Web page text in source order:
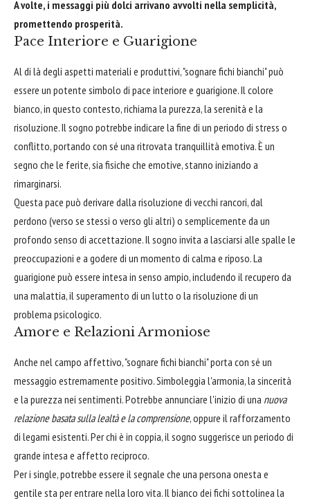
A volte, i messaggi più dolci arrivano avvolti nella semplicità,
promettendo prosperità.
Pace Interiore e Guarigione
Al di là degli aspetti materiali e produttivi, "sognare fichi bianchi" può
essere un potente simbolo di pace interiore e guarigione. Il colore
bianco, in questo contesto, richiama la purezza, la serenità e la
risoluzione. Il sogno potrebbe indicare la fine di un periodo di stress o
conflitto, portando con sé una ritrovata tranquillità emotiva. È un
segno che le ferite, sia fisiche che emotive, stanno iniziando a
rimarginarsi.
Questa pace può derivare dalla risoluzione di vecchi rancori, dal
perdono (verso se stessi o verso gli altri) o semplicemente da un
profondo senso di accettazione. Il sogno invita a lasciarsi alle spalle le
preoccupazioni e a godere di un momento di calma e riposo. La
guarigione può essere intesa in senso ampio, includendo il recupero da
una malattia, il superamento di un lutto o la risoluzione di un
problema psicologico.
Amore e Relazioni Armoniose
Anche nel campo affettivo, "sognare fichi bianchi" porta con sé un
messaggio estremamente positivo. Simboleggia l'armonia, la sincerità
e la purezza nei sentimenti. Potrebbe annunciare l'inizio di una nuova
relazione basata sulla lealtà e la comprensione, oppure il rafforzamento
di legami esistenti. Per chi è in coppia, il sogno suggerisce un periodo di
grande intesa e affetto reciproco.
Per i single, potrebbe essere il segnale che una persona onesta e
gentile sta per entrare nella loro vita. Il bianco dei fichi sottolinea la